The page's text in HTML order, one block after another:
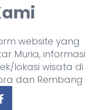
website yang
Muria, informasi
lokasi wisata di
dan Rembang